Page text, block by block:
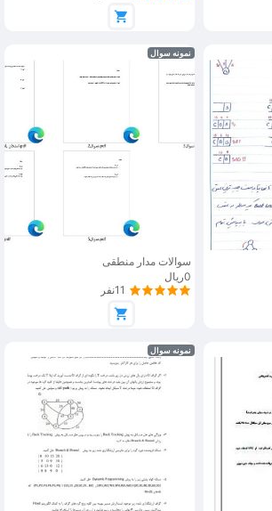
نمونه سوال
سوالات مدار منطقی
0ریال
11نفر
نمونه سوال